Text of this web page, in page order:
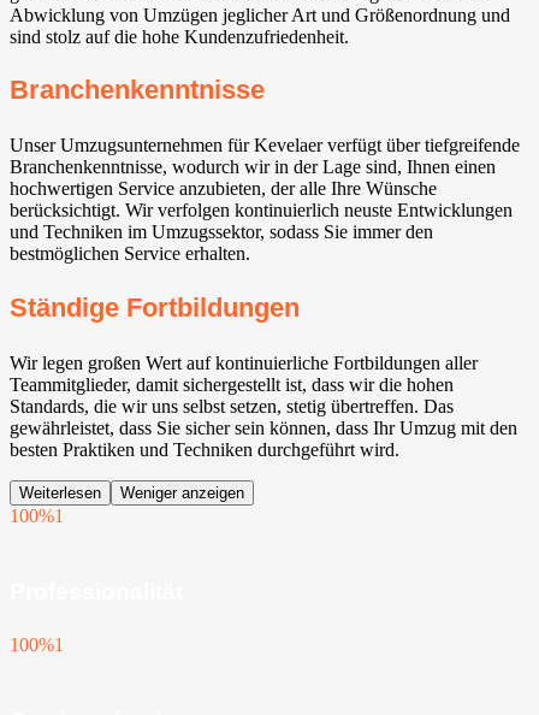
Abwicklung von Umzügen jeglicher Art und Größenordnung und
sind stolz auf die hohe Kundenzufriedenheit.
Branchenkenntnisse
Unser Umzugsunternehmen für Kevelaer verfügt über tiefgreifende
Branchenkenntnisse, wodurch wir in der Lage sind, Ihnen einen
hochwertigen Service anzubieten, der alle Ihre Wünsche
berücksichtigt. Wir verfolgen kontinuierlich neuste Entwicklungen
und Techniken im Umzugssektor, sodass Sie immer den
bestmöglichen Service erhalten.
Ständige Fortbildungen
Wir legen großen Wert auf kontinuierliche Fortbildungen aller
Teammitglieder, damit sichergestellt ist, dass wir die hohen
Standards, die wir uns selbst setzen, stetig übertreffen. Das
gewährleistet, dass Sie sicher sein können, dass Ihr Umzug mit den
besten Praktiken und Techniken durchgeführt wird.
Weiterlesen Weniger anzeigen
100%1
100%1